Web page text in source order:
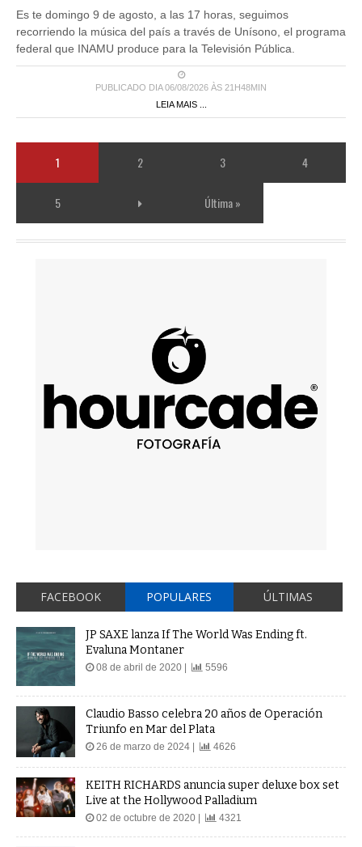
Es te domingo 9 de agosto, a las 17 horas, seguimos
recorriendo la música del país a través de Unísono, el programa
federal que INAMU produce para la Televisión Pública.
PUBLICADO DIA 06/08/2026 ÀS 21H48MIN
LEIA MAIS ...
1 2 3 4
5 Última »
FACEBOOK POPULARES ÚLTIMAS
JP SAXE lanza If The World Was Ending ft.
Evaluna Montaner
08 de abril de 2020 | 5596
Claudio Basso celebra 20 años de Operación
Triunfo en Mar del Plata
26 de marzo de 2024 | 4626
KEITH RICHARDS anuncia super deluxe box set
Live at the Hollywood Palladium
02 de octubre de 2020 | 4321